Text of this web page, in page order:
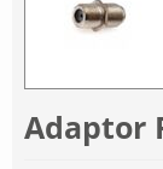
Adaptor